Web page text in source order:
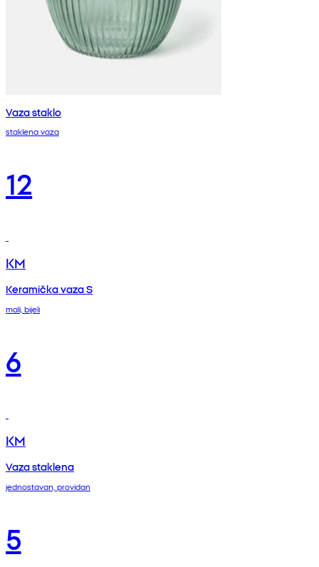
Vaza staklo
staklena vaza
12
KM
Keramička vaza S
mali, bijeli
6
KM
Vaza staklena
jednostavan, providan
5